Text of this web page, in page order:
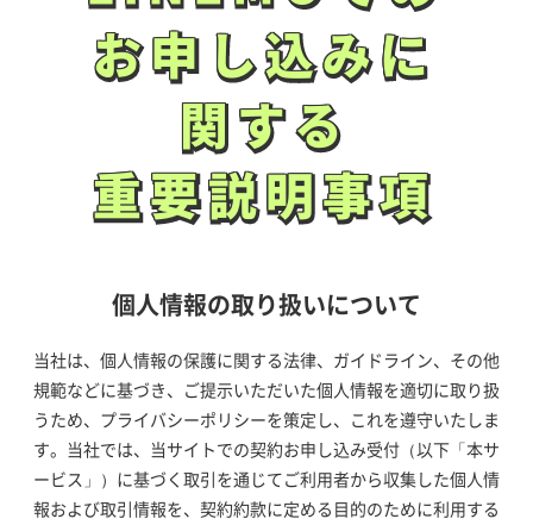
お申し込みに
関する
重要説明事項
お申し込みに
関する
重要説明事項
個人情報の取り扱いについて
当社は、個人情報の保護に関する法律、ガイドライン、その他
規範などに基づき、ご提示いただいた個人情報を適切に取り扱
うため、プライバシーポリシーを策定し、これを遵守いたしま
す。当社では、当サイトでの契約お申し込み受付（以下「本サ
ービス」）に基づく取引を通じてご利用者から収集した個人情
報および取引情報を、契約約款に定める目的のために利用する